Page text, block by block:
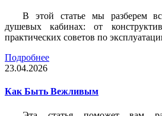
В этой статье мы разберем
душевых кабинах: от
практических советов по
Подробнее
23.04.2026
Как Быть Вежливым